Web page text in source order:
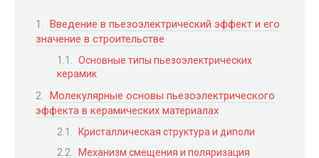
Введение в пьезоэлектрический эффект и его
значение в строительстве
Основные типы пьезоэлектрических
керамик
Молекулярные основы пьезоэлектрического
эффекта в керамических материалах
Кристаллическая структура и диполи
Механизм смещения и поляризация